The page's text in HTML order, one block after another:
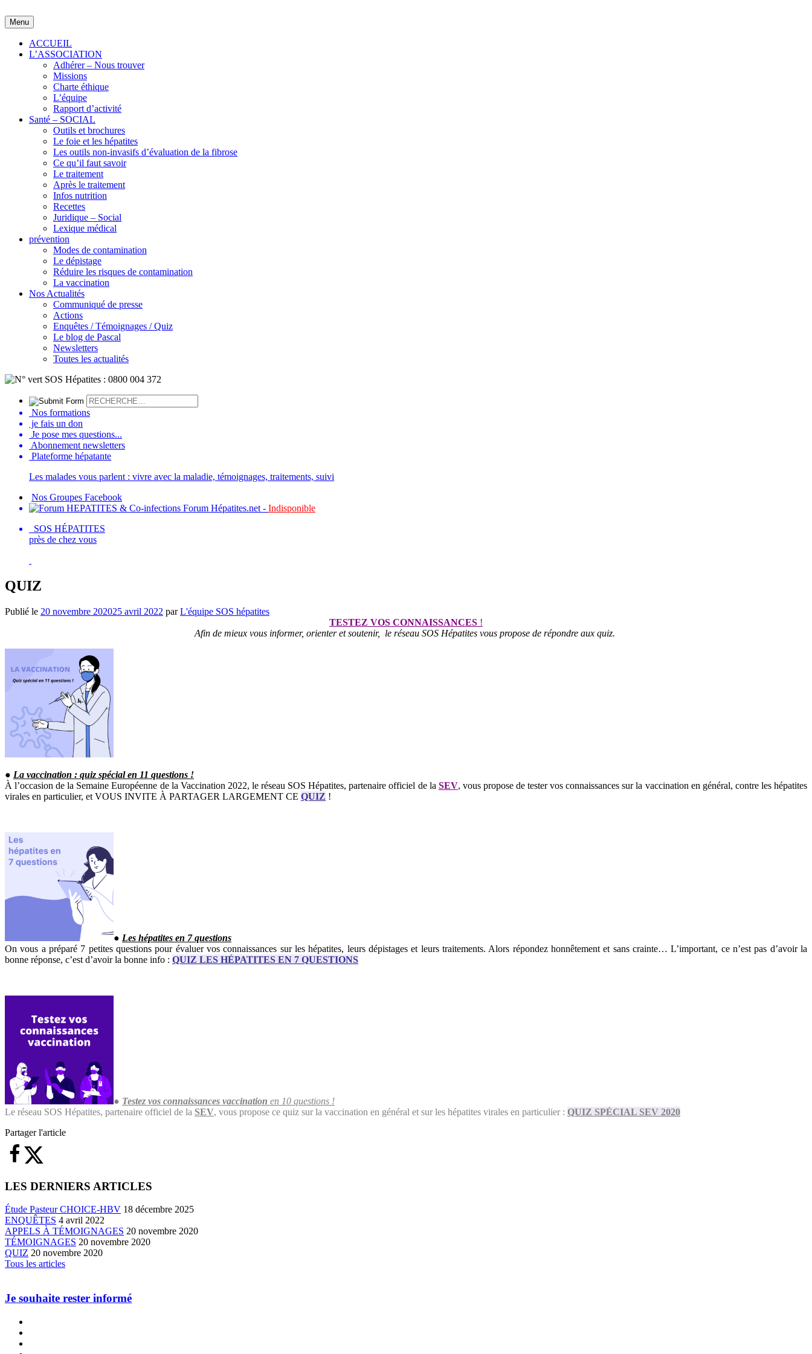
to
content
Menu
ACCUEIL
L’ASSOCIATION
Adhérer – Nous trouver
Missions
Charte éthique
L’équipe
Rapport d’activité
Santé – SOCIAL
Outils et brochures
Le foie et les hépatites
Les outils non-invasifs d’évaluation de la fibrose
Ce qu’il faut savoir
Le traitement
Après le traitement
Infos nutrition
Recettes
Juridique – Social
Lexique médical
prévention
Modes de contamination
Le dépistage
Réduire les risques de contamination
La vaccination
Nos Actualités
Communiqué de presse
Actions
Enquêtes / Témoignages / Quiz
Le blog de Pascal
Newsletters
Toutes les actualités
Nos formations
je fais un don
Je pose mes questions...
Abonnement newsletters
Plateforme hépatante
Les malades vous parlent : vivre avec la maladie, témoignages, traitements, suivi
Nos Groupes Facebook
Forum Hépatites.net - Indisponible
SOS HÉPATITES
près de chez vous
QUIZ
Publié le 20 novembre 202025 avril 2022 parL'équipe SOS hépatites
TESTEZ VOS CONNAISSANCES !
Afin de mieux vous informer, orienter et soutenir, le réseau SOS Hépatites vous propose de répondre aux quiz.
● La vaccination : quiz spécial en 11 questions !
À l’occasion de la Semaine Européenne de la Vaccination 2022, le réseau SOS Hépatites, partenaire officiel de la SEV, vous propose de tester vos connaissances sur la vaccination en général, contre les hépatites
virales en particulier, et VOUS INVITE À PARTAGER LARGEMENT CE QUIZ !
● Les hépatites en 7 questions
On vous a préparé 7 petites questions pour évaluer vos connaissances sur les hépatites, leurs dépistages et leurs traitements. Alors répondez honnêtement et sans crainte… L’important, ce n’est pas d’avoir la
bonne réponse, c’est d’avoir la bonne info : QUIZ LES HÉPATITES EN 7 QUESTIONS
● Testez vos connaissances vaccination en 10 questions !
Le réseau SOS Hépatites, partenaire officiel de la SEV, vous propose ce quiz sur la vaccination en général et sur les hépatites virales en particulier : QUIZ SPÉCIAL SEV 2020
Partager l'article
LES DERNIERS ARTICLES
Étude Pasteur CHOICE-HBV 18 décembre 2025
ENQUÊTES 4 avril 2022
APPELS À TÉMOIGNAGES 20 novembre 2020
TÉMOIGNAGES 20 novembre 2020
QUIZ 20 novembre 2020
Tous les articles
Je souhaite rester informé